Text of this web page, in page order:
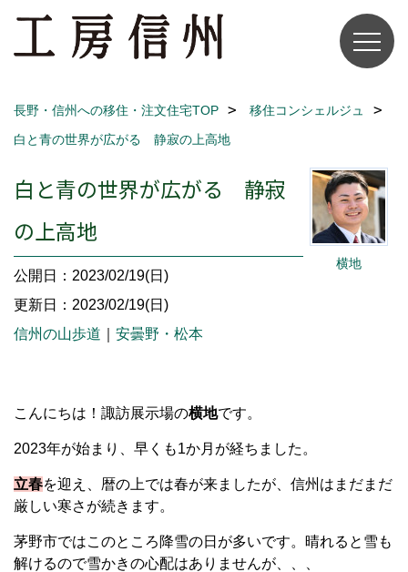
長野・信州への移住・注文住宅TOP
移住コンシェルジュ
白と青の世界が広がる 静寂の上高地
横地
白と青の世界が広がる 静寂
の上高地
公開日：2023/02/19(日)
更新日：2023/02/19(日)
信州の山歩道
安曇野・松本
こんにちは！諏訪展示場の横地です。
2023年が始まり、早くも1か月が経ちました。
立春を迎え、暦の上では春が来ましたが、信州はまだまだ
厳しい寒さが続きます。
茅野市ではこのところ降雪の日が多いです。晴れると雪も
解けるので雪かきの心配はありませんが、、、